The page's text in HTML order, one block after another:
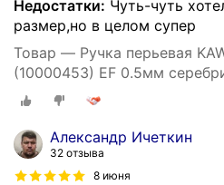
Недостатки: Чуть-чуть
размер,но в целом супер
Товар — Ручка перьевая
(10000453) EF 0.5мм
Александр Ичеткин
32 отзыва
8 июня